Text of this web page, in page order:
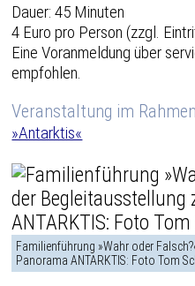
Dauer: 45 Minuten
4 Euro pro Person (zzgl.
Eine Voranmeldung über
empfohlen.
Veranstaltung im
»Antarktis«
Familienführung »Wahr oder
Panorama ANTARKTIS: Foto Tom